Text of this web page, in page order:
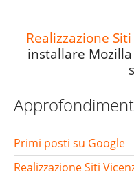
Realizzazione
installare
Primi posti su Google
Realizzazione Siti